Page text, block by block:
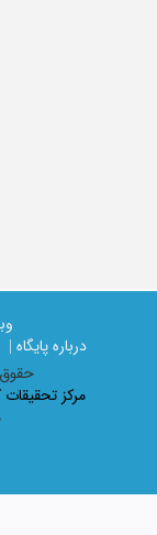
درباره پایگاه |
حقوق
مرکز تحقیقات